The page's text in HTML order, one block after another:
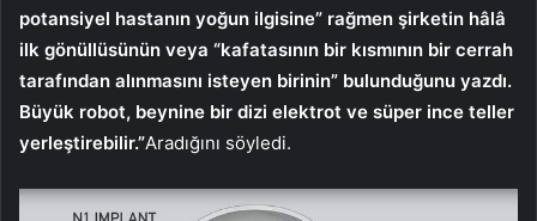
potansiyel hastanın yoğun ilgisine” rağmen şirketin hâlâ
ilk gönüllüsünün veya “kafatasının bir kısmının bir cerrah
tarafından alınmasını isteyen birinin” bulunduğunu yazdı.
Büyük robot, beynine bir dizi elektrot ve süper ince teller
yerleştirebilir.”Aradığını söyledi.